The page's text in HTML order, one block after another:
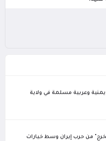
وعربية مسلمة في ولاية
من حرب إيران وسط خيارات